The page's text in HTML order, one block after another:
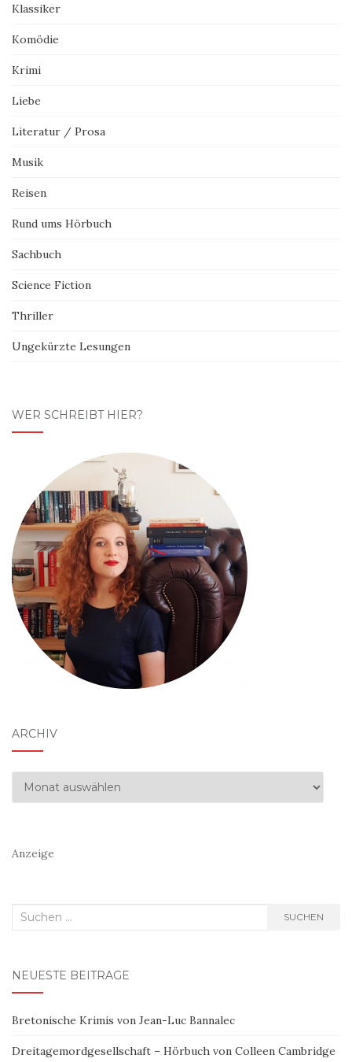
Klassiker
Komödie
Krimi
Liebe
Literatur / Prosa
Musik
Reisen
Rund ums Hörbuch
Sachbuch
Science Fiction
Thriller
Ungekürzte Lesungen
WER SCHREIBT HIER?
ARCHIV
Archiv
Anzeige
Suchen
SUCHEN
NEUESTE BEITRÄGE
Bretonische Krimis von Jean-Luc Bannalec
Dreitagemordgesellschaft – Hörbuch von Colleen Cambridge